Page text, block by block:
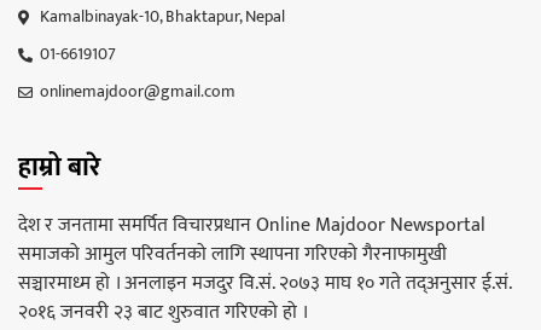
Kamalbinayak-10, Bhaktapur, Nepal
01-6619107
onlinemajdoor@gmail.com
हाम्रो बारे
देश र जनतामा समर्पित विचारप्रधान Online Majdoor Newsportal
समाजको आमुल परिवर्तनको लागि स्थापना गरिएको गैरनाफामुखी
सञ्चारमाध्म हो । अनलाइन मजदुर वि.सं. २०७३ माघ १० गते तद्अनुसार ई.सं.
२०१६ जनवरी २३ बाट शुरुवात गरिएको हो ।